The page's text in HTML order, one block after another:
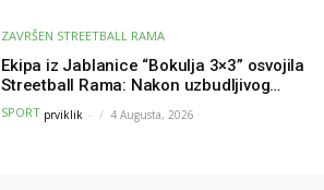
ZAVRŠEN STREETBALL RAMA
Ekipa iz Jablanice “Bokulja 3×3” osvojila
Streetball Rama: Nakon uzbudljivog
finala poznati svi pobjednici turnira
SPORT prviklik - 4 Augusta, 2026